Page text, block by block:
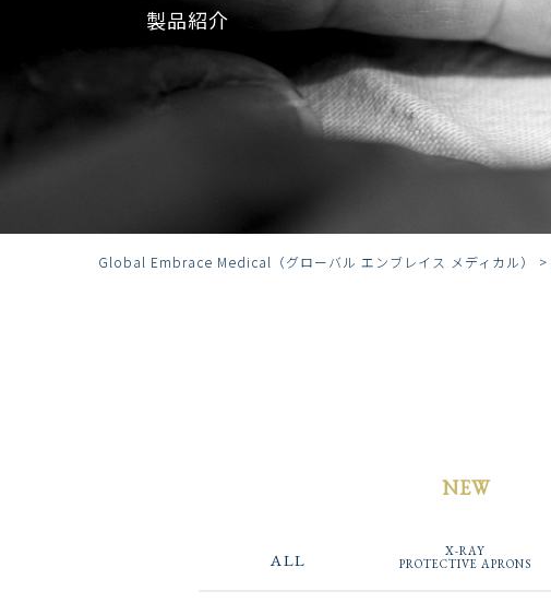
製品紹介
Global Embrace Medical（グローバル エンブレイス メディカル） >
ALL
NEW
X-RAY
PROTECTIVE APRONS